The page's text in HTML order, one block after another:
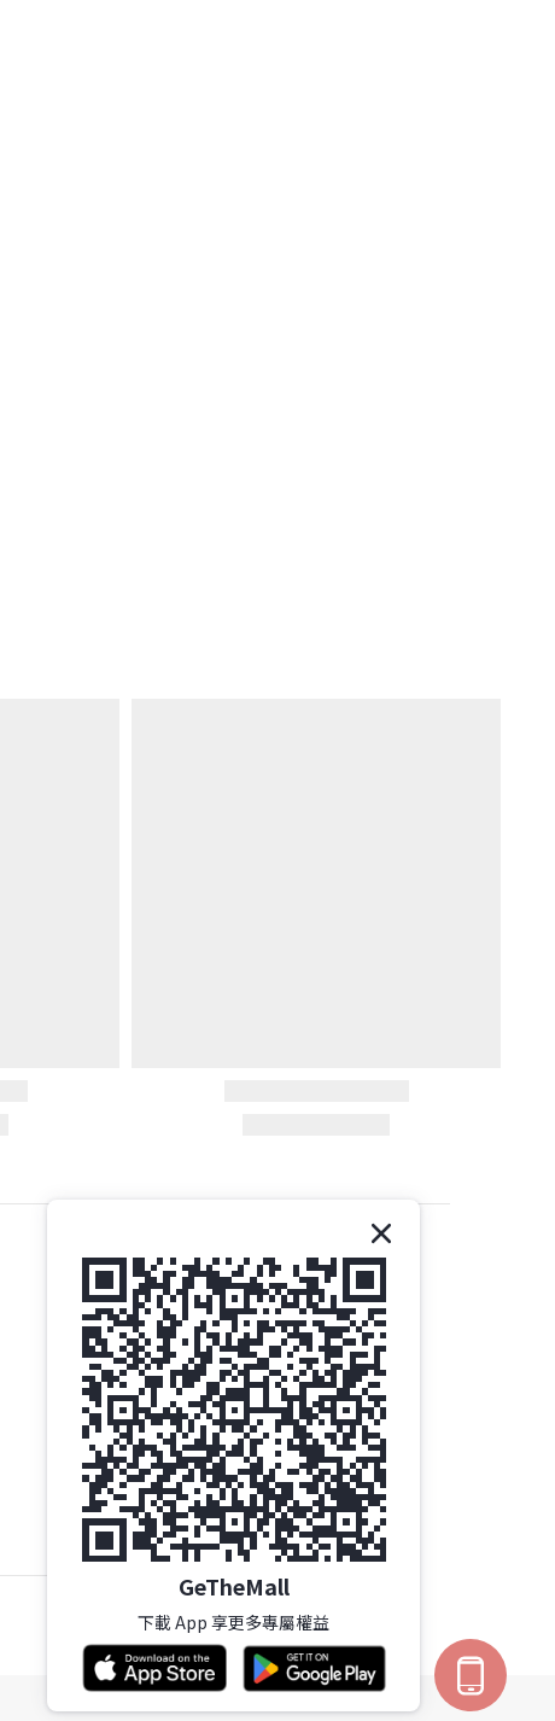
Gethemall (HK) Ltd
電話 | +852-35719437
電郵 | order@gtm.hk
Whatsapp |+852-63006144 /+852-98285740
Whatsapp 星期一至六 辦公時間 - 10:00至16:30
按此了解 旺角總店地址及營業時間
星期三 及 公眾假期 - 休息
GeTheMall
下載 App 享更多專屬權益